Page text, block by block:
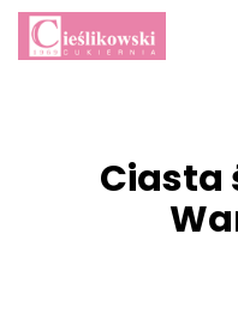
Ciasta